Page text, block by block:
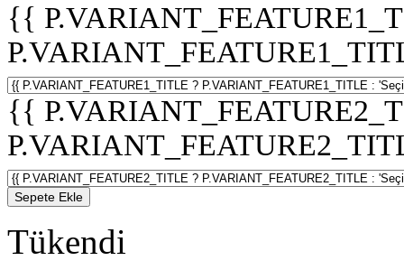
{{
{{
Sepete Ekle
Tükendi